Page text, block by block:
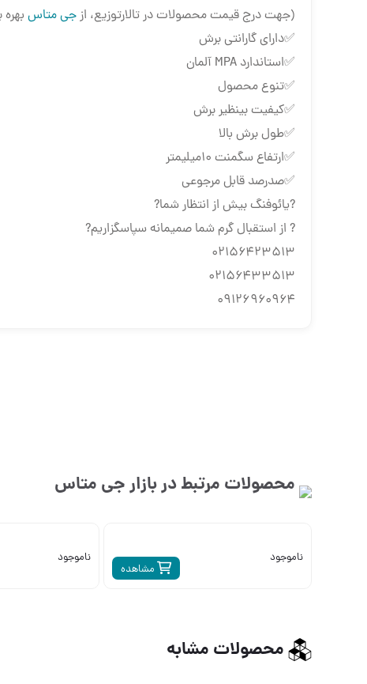
(جهت درج قیمت محصولات در تالارتوزیع، ازجی متاس
✅دارای گارانتی برش
✅استاندارد MPA آلمان
✅تنوع محصول
✅کیفیت بینظیر برش
✅طول برش بالا
✅ارتفاع سگمنت ۱۰میلیمتر
✅صدرصد قابل مرجوعی
?یائوفنگ بیش از انتظار شما?
? از استقبال گرم شما صمیمانه سپاسگزاریم?
۰۲۱۵۶۴۲۳۵۱۳
۰۲۱۵۶۴۳۳۵۱۳
۰۹۱۲۶۹۶۰۹۶۴
محصولات مرتبط در بازارجی متاس
مشاهده
ناموجود ناموجود
محصولات مشابه